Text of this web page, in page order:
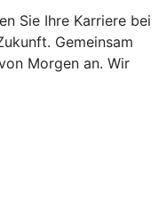
Sie Ihre Karriere bei
Gemeinsam
Morgen an. Wir